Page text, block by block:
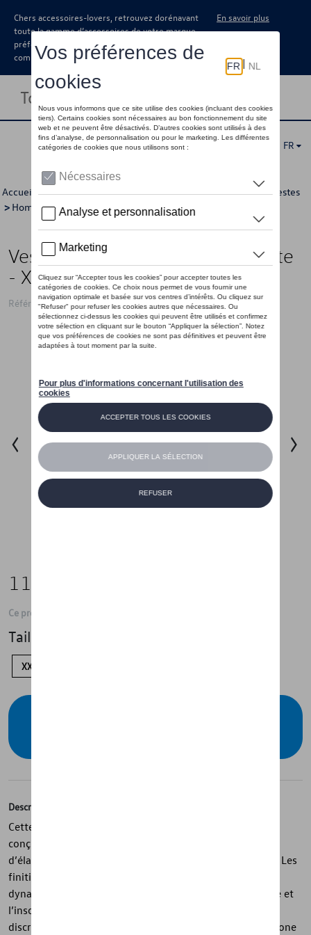
Chers accessoires-lovers, retrouvez dorénavant
toute la gamme d’accessoires de votre marque
préférée sous forme de catalogue à
commander auprès de votre concessionaire.
En savoir plus
Toggle navigation
FR
Accueil >Pour vous >California Collection >Vêtements >Vestes
> Hommes > Détail
Veste de sport VW California, verte
- XL
Référence: 7TG084003D 212
115,00 €
Ce produit n'est actuellement pas de stock
Taille
XXL
Description
Cette veste légère stretch de la collection California est
conçue dans un mélange confortable de polyester et
d’élasthanne offrant une grande liberté de mouvement. Les
finitions vert clair contrastées apportent une touche
dynamique, tandis que le logo ton sur ton sur la manche et
l’inscription verticale sur la poitrine soulignent un style
discret et soigné. La fermeture éclair avec tirette en silicone